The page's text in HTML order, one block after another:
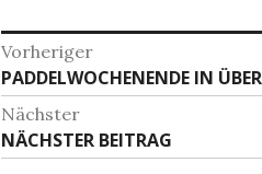
Vorheriger
Vorheriger
Beitrag:
PADDELWOCHENENDE IN
Nächster
Nächster
Beitrag:
NÄCHSTER BEITRAG